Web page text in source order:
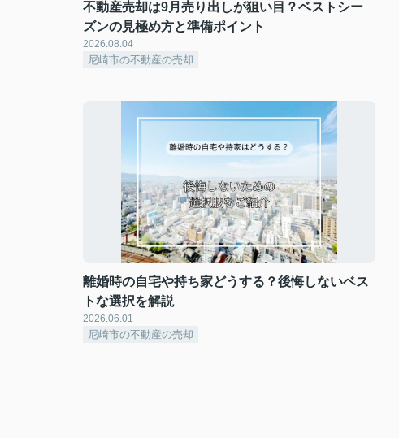
不動産売却は9月売り出しが狙い目？ベストシー
ズンの見極め方と準備ポイント
2026.08.04
尼崎市の不動産の売却
離婚時の自宅や持ち家どうする？後悔しないベス
トな選択を解説
2026.06.01
尼崎市の不動産の売却